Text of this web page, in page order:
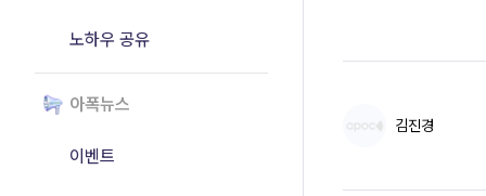
노하우 공유
아폭뉴스
이벤트
김진경